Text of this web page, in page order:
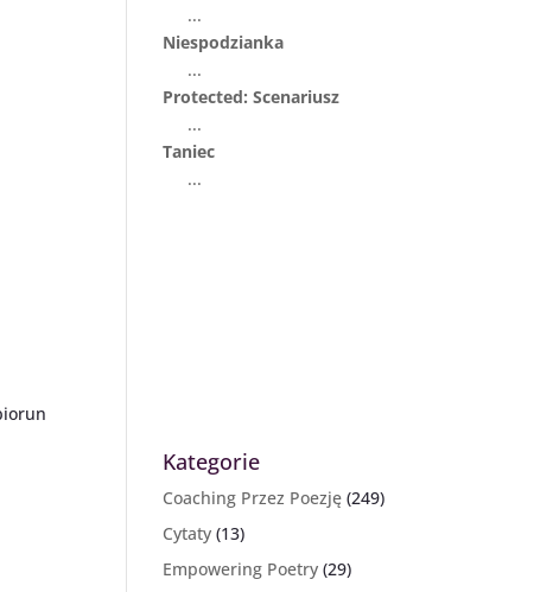
...
Niespodzianka
...
Protected: Scenariusz
...
Taniec
...
Kategorie
Coaching Przez Poezję (249)
Cytaty (13)
Empowering Poetry (29)